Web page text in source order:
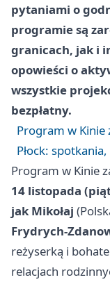
pytaniami o
programie są
granicach, jak i
opowieści o
wszystkie
bezpłatny.
Program w Kinie
Płock:
Program w Kinie
14 listopada
jak Mikołaj
reżyserką i
relacjach